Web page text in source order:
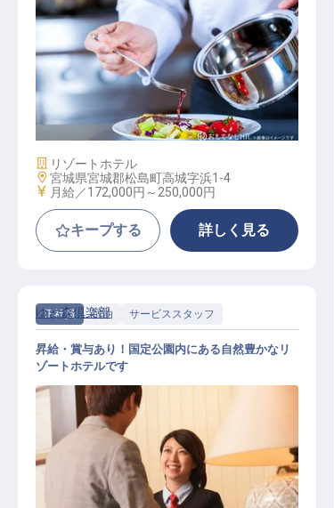
調理スタッフ（フレンチ）
施設業態
リゾートホテル
勤務地
宮城県宮城郡松島町高城字浜1-4
給与
月給／172,000円～ 250,000円
キープする 詳しく見る
正社員 宿泊 サービススタッフ
ゆと森倶楽部
昇給・賞与あり！国定公園内にある自然豊かなリ
ゾートホテルです